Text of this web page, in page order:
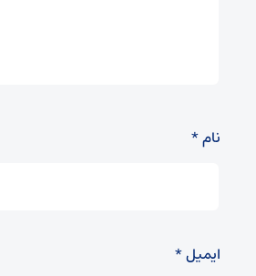
نام*
ایمیل*